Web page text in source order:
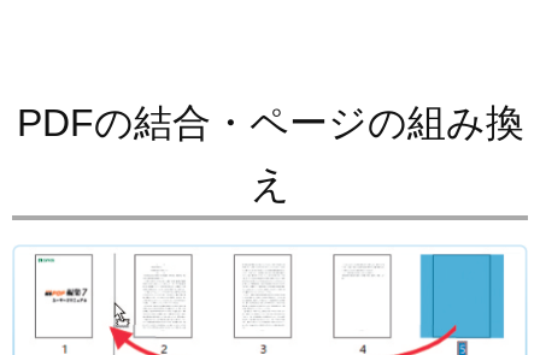
PDFの結合・ページの組み換
え